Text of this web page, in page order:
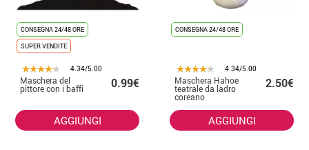
CONSEGNA 24/48 ORE
SUPER VENDITE
4.34/5.00
Maschera del
pittore con i baffi 0.99€
AGGIUNGI
CONSEGNA 24/48 ORE
4.34/5.00
Maschera Hahoe
teatrale da ladro
coreano
2.50€
AGGIUNGI